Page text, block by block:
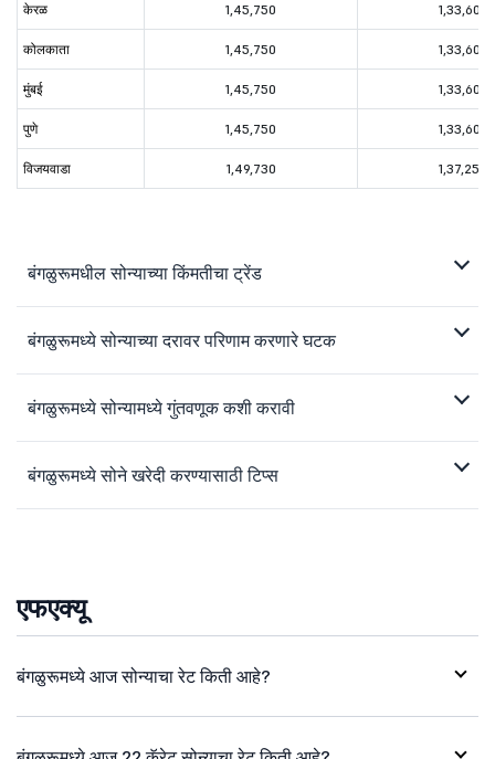
केरळ 1,45,750 1,33,600
कोलकाता 1,45,750 1,33,600
मुंबई 1,45,750 1,33,600
पुणे 1,45,750 1,33,600
विजयवाडा 1,49,730 1,37,250
बंगळुरूमधील सोन्याच्या किंमतीचा ट्रेंड
बंगळुरूमध्ये सोन्याच्या दरावर परिणाम करणारे घटक
बंगळुरूमध्ये सोन्यामध्ये गुंतवणूक कशी करावी
बंगळुरूमध्ये सोने खरेदी करण्यासाठी टिप्स
एफएक्यू
बंगळुरूमध्ये आज सोन्याचा रेट किती आहे?